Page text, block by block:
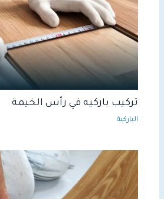
تركيب باركيه في رأس الخيمة
الباركية